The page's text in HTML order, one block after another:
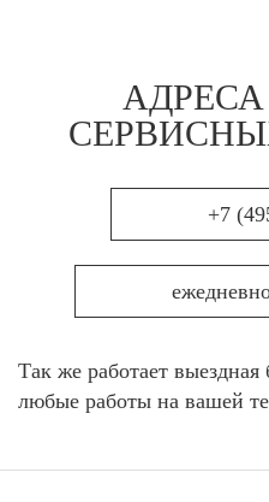
+7
Так же работает
любые работы на вашей